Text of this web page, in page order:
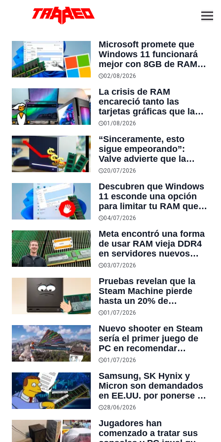
Microsoft promete que
Windows 11 funcionará
mejor con 8GB de RAM
con optimizaciones que
reducir el consumo de
recursos
02/08/2026
La crisis de RAM
encareció tanto las
tarjetas gráficas que la
mitad de los jugadores de
1080p aunque los
monitores 1440p ya
cuestan solo $130 dólares
01/08/2026
“Sinceramente, esto
sigue empeorando”:
Valve advierte que la
crisis de las memorias no
precios seguirán
subiendo
20/07/2026
Descubren que Windows
11 esconde una opción
para limitar tu RAM que
lleva décadas ahí y casi
04/07/2026
Meta encontró una forma
de usar RAM vieja DDR4
en servidores nuevos
DDR5, y la solución que
del hardware
03/07/2026
Pruebas revelan que la
Steam Machine pierde
hasta un 20% de
rendimiento por usar un
01/07/2026
Nuevo shooter en Steam
sería el primer juego de
PC en recomendar
oficialmente 64GB de
01/07/2026
Samsung, SK Hynix y
Micron son demandados
en EE.UU. por ponerse de
acuerdo para mantener la
los precios
28/06/2026
Jugadores han
comenzado a tratar sus